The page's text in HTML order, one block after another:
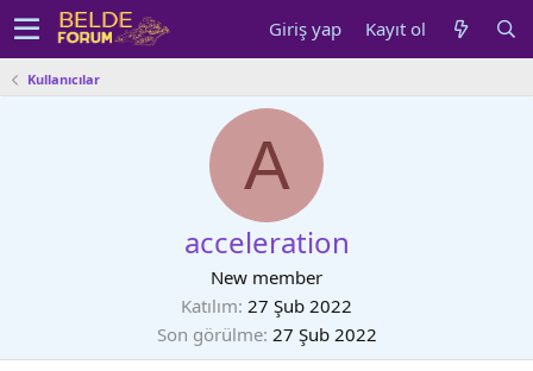
Giriş yap Kayıt ol
Kullanıcılar
A
acceleration
New member
Katılım 27 Şub 2022
Son görülme 27 Şub 2022